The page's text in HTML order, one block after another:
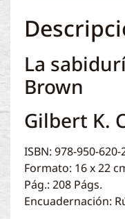
La
Brown
Gilbert K.
ISBN: 978-950-620-
Formato: 16 x 22
Pág.: 208 Págs.
Encuadernación: